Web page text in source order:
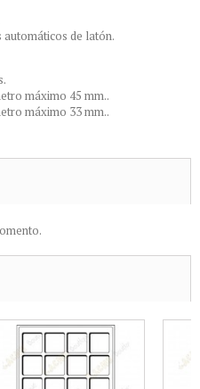
de latón.
máximo 45 mm..
máximo 33 mm..